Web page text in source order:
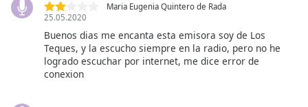
opens
subtitles
settings
dialog
subtitles
Maria Eugenia Quintero de Rada
25.05.2020
Buenos dias me encanta esta emisora soy de Los
Teques, y la escucho siempre en la radio, pero no he
logrado escuchar por internet, me dice error de
conexion